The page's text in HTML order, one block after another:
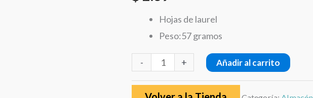
Hojas de laurel
Peso:57 gramos
-
Laurel
LAXMI
oz
cantidad
+ Añadir al carrito